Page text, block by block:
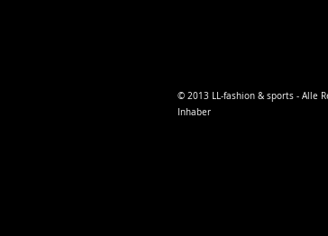
© 2013 LL-fashion & sports - Alle
Inhaber